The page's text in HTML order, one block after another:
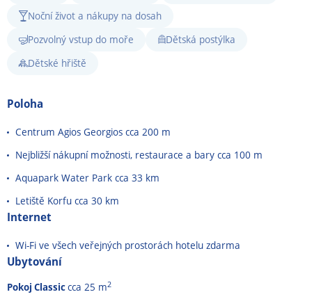
Noční život a nákupy na dosah
Pozvolný vstup do moře
Dětská postýlka
Dětské hřiště
Poloha
Centrum Agios Georgios cca 200 m
Nejbližší nákupní možnosti, restaurace a bary cca 100 m
Aquapark Water Park cca 33 km
Letiště Korfu cca 30 km
Internet
Wi-Fi ve všech veřejných prostorách hotelu zdarma
Ubytování
Pokoj Classiccca 25 m2